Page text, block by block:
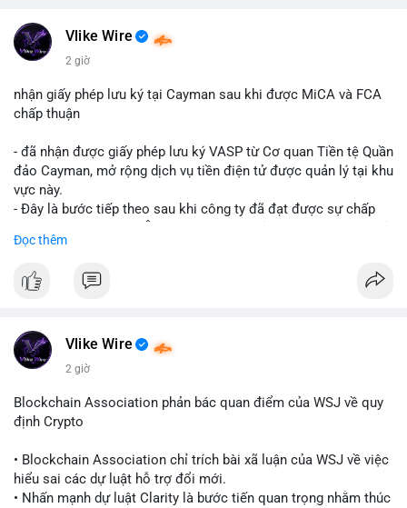
$btc $eth
#vlikevn #titanbot
Vlike Wire
2 giờ
nhận giấy phép lưu ký tại Cayman sau khi được MiCA và FCA
chấp thuận
- đã nhận được giấy phép lưu ký VASP từ Cơ quan Tiền tệ Quần
đảo Cayman, mở rộng dịch vụ tiền điện tử được quản lý tại khu
vực này.
- Đây là bước tiếp theo sau khi công ty đã đạt được sự chấp
quy định toàn cầu.
một cách hợp pháp tại Cayman, thu hút thêm khách hàng tổ
tảng tiền điện tử tăng cường tuân thủ pháp lý để mở rộng hoạt
động.
#binancesquare #cryptonews #blockchain #regulation
#custody
$btc $eth
#vlikevn #titanbot
Đọc thêm
Vlike Wire
2 giờ
Blockchain Association phản bác quan điểm của WSJ về quy
định Crypto
• Blockchain Association chỉ trích bài xã luận của WSJ về việc
hiểu sai các dự luật hỗ trợ đổi mới.
• Nhấn mạnh dự luật Clarity là bước tiến quan trọng nhằm thúc